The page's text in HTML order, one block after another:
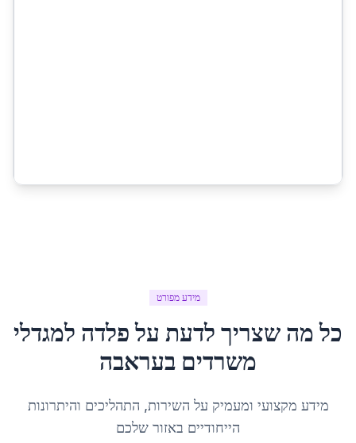
מידע מפורט
כל מה שצריך לדעת עלפלדה למגדלי
משרדים בעראבה
מידע מקצועי ומעמיק על השירות, התהליכים והיתרונות
הייחודיים באזור שלכם